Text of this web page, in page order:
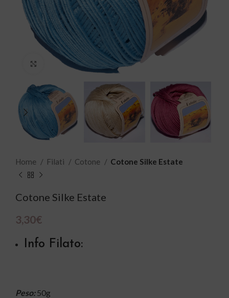
Click to enlarge
Home Filati Cotone Cotone Silke Estate
Cotone Silke Estate
3,30€
Info Filato:
Peso:50g